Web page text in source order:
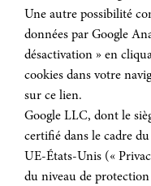
Une autre possibilité
données par Google
désactivation » en
cookies dans votre
sur ce lien.
Google LLC, dont le
certifié dans le cadre
UE-États-Unis («
du niveau de